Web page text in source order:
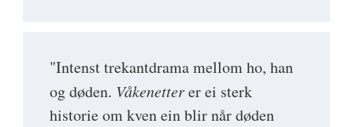
"Intenst trekantdrama mellom ho, han
og døden. Våkenetterer ei sterk
historie om kven ein blir når døden